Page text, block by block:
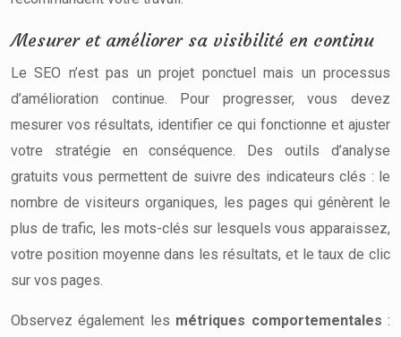
Mesurer et améliorer sa visibilité en continu
Le SEO n’est pas un projet ponctuel mais un processus
d’amélioration continue. Pour progresser, vous devez
mesurer vos résultats, identifier ce qui fonctionne et ajuster
votre stratégie en conséquence. Des outils d’analyse
gratuits vous permettent de suivre des indicateurs clés : le
nombre de visiteurs organiques, les pages qui génèrent le
plus de trafic, les mots-clés sur lesquels vous apparaissez,
votre position moyenne dans les résultats, et le taux de clic
sur vos pages.
Observez également les métriques comportementales :